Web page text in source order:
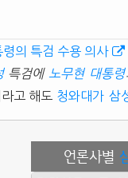
령의 특검 수용 의사
특검에 노무현 대통령
고 해도 청와대가 삼
언론사별